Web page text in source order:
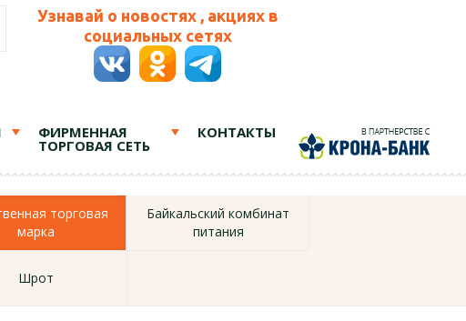
Узнавай о новостях , акциях в
социальных сетях
ФИРМЕННАЯ
ТОРГОВАЯ СЕТЬ
КОНТАКТЫ
торговая
марка
Байкальский комбинат
питания
Шрот